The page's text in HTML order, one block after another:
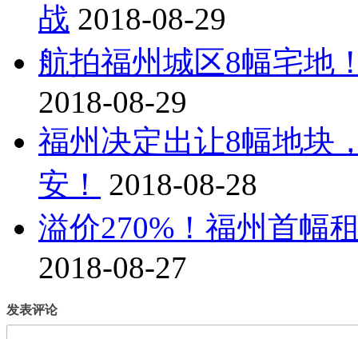
战 2018-08-29
航拍福州城区8幅宅地
2018-08-29
福州决定出让8幅地块
安！
2018-08-28
溢价270%！福州首幅
2018-08-27
发表评论